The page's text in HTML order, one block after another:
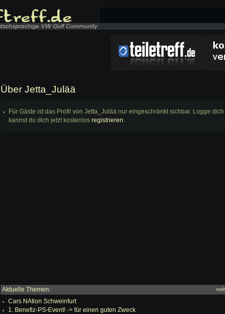
Über Jetta_Julää
Für Gäste ist das Profil von Jetta_Julää nur eingeschränkt sichbar. Logge
kannst du dich jetzt kostenlos registrieren
Aktuelle Themen:
Cars NAtion Schweinfurt
1. Benefiz-PS-Event! -> für einen guten Zweck